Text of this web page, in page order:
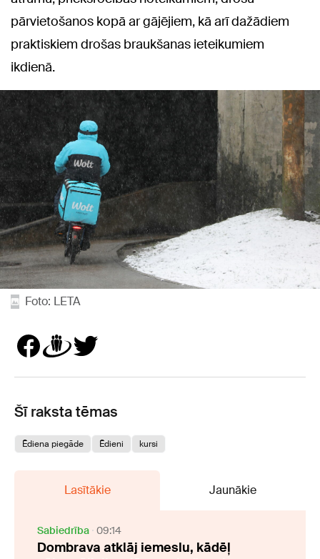
pārvietošanos kopā ar gājējiem, kā arī dažādiem
praktiskiem drošas braukšanas ieteikumiem
ikdienā.
Foto: LETA
Šī raksta tēmas
Ēdiena piegāde Ēdieni kursi
Lasītākie Jaunākie
Sabiedrība 09:14
Dombrava atklāj iemeslu, kādēļ